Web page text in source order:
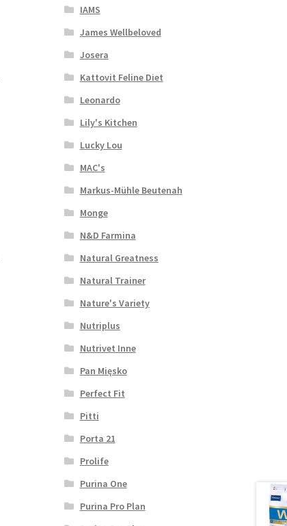
IAMS
James Wellbeloved
Josera
Kattovit Feline Diet
Leonardo
Lily's Kitchen
Lucky Lou
MAC's
Markus-Mühle Beutenah
Monge
N&D Farmina
Natural Greatness
Natural Trainer
Nature's Variety
Nutriplus
Nutrivet Inne
Pan Mięsko
Perfect Fit
Pitti
Porta 21
Prolife
Purina One
Purina Pro Plan